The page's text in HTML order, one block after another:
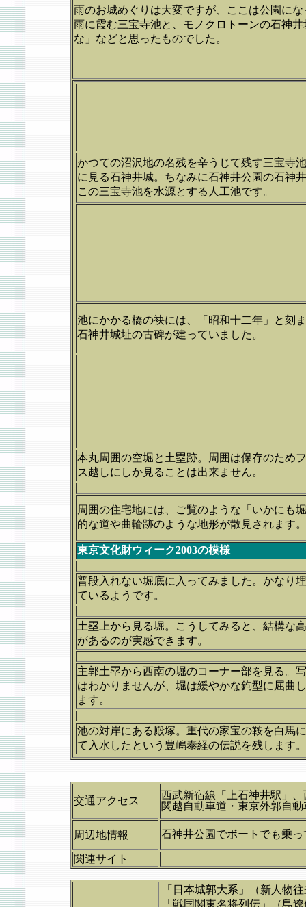
雨のお城めぐりは大変ですが、ここは公園に
雨に霞む三宝寺池と、モノクロトーンの石神
な」などと思ったものでした。
かつての沼沢地の名残を辛うじて残す三宝寺
に見る石神井城。ちなみに石神井公園の石神
この三宝寺池を水源とする人工池です。
池にかかる橋の袂には、「昭和十二年」と刻
石神井城址の古碑が建っていました。
本丸周囲の空堀と土塁跡。周囲は保存のため
ス越しにしか見ることは出来ません。
周囲の住宅地には、ご覧のような「いかにも
的な道や曲輪跡のような地形が散見されます。
東京文化財ウィーク2003の模様
普段入れない堀底に入ってみました。かなり
ているようです。
土塁上から見る堀。こうしてみると、結構な
があるのが実感できます。
主郭土塁から西南の堀のコーナー部を見る。
はわかりませんが、堀は緩やかな鉤型に屈曲
ます。
池の対岸にある殿塚。重代の家宝の鞍を白馬
て入水したという豊嶋泰経の伝説を残します。
交通アクセス
西武新宿線「上石神井駅」
関越自動車道・東京外郭自
周辺地情報 石神井公園でボートでも乗
関連サイト
「日本城郭大系」（新人物
「戦国関東名将列伝」（島